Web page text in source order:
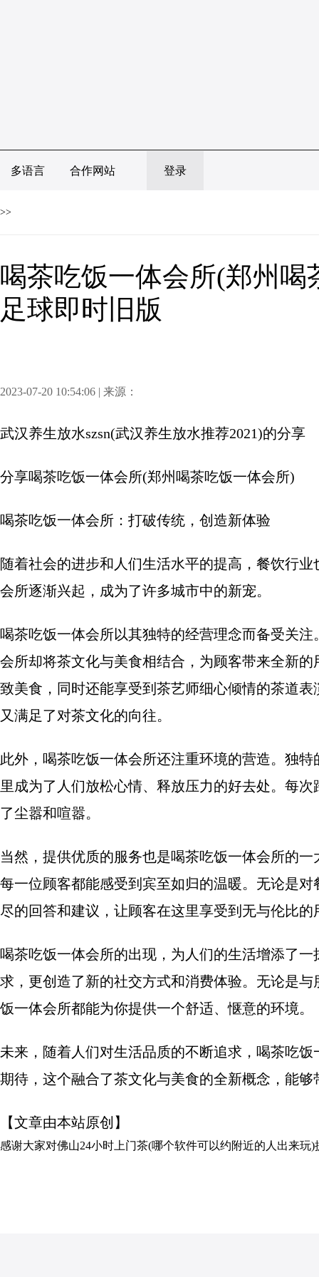
多语言 合作网站 登录
>>
喝茶吃饭一体会所(郑州
足球即时旧版
2023-07-20 10:54:06 | 来源：
武汉养生放水szsn(武汉养生放水推荐2021)的分享
分享喝茶吃饭一体会所(郑州喝茶吃饭一体会所)
喝茶吃饭一体会所：打破传统，创造新体验
随着社会的进步和人们生活水平的提高，餐饮行
会所逐渐兴起，成为了许多城市中的新宠。
喝茶吃饭一体会所以其独特的经营理念而备受关
会所却将茶文化与美食相结合，为顾客带来全新
致美食，同时还能享受到茶艺师细心倾情的茶道
又满足了对茶文化的向往。
此外，喝茶吃饭一体会所还注重环境的营造。独
里成为了人们放松心情、释放压力的好去处。每
了尘嚣和喧嚣。
当然，提供优质的服务也是喝茶吃饭一体会所的
每一位顾客都能感受到宾至如归的温暖。无论是
尽的回答和建议，让顾客在这里享受到无与伦比的
喝茶吃饭一体会所的出现，为人们的生活增添了
求，更创造了新的社交方式和消费体验。无论是
饭一体会所都能为你提供一个舒适、惬意的环境。
未来，随着人们对生活品质的不断追求，喝茶吃
期待，这个融合了茶文化与美食的全新概念，能
【文章由本站原创】
感谢大家对佛山24小时上门茶(哪个软件可以约附近的人出来玩)